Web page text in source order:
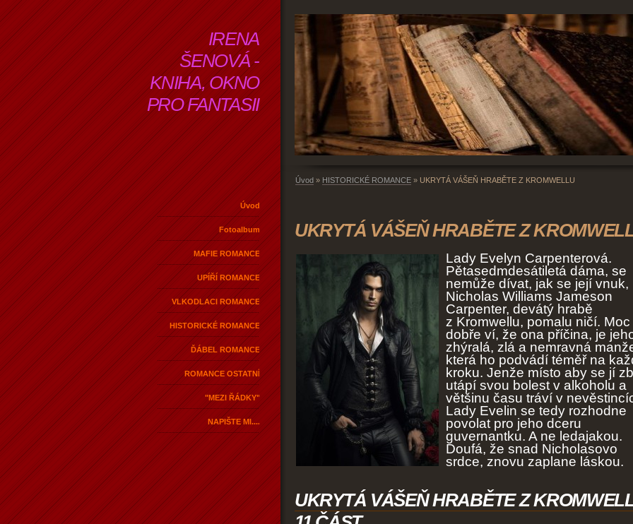
IRENA
ŠENOVÁ -
KNIHA, OKNO
PRO FANTASII
Úvod
Fotoalbum
MAFIE ROMANCE
UPÍŘÍ ROMANCE
VLKODLACI ROMANCE
HISTORICKÉ ROMANCE
ĎÁBEL ROMANCE
ROMANCE OSTATNÍ
"MEZI ŘÁDKY"
NAPIŠTE MI....
Úvod » HISTORICKÉ ROMANCE » UKRYTÁ VÁŠEŇ HRABĚTE Z KROMWELLU
UKRYTÁ VÁŠEŇ HRABĚTE Z
Lady Evelyn Carpenterová.
Pětasedmdesátiletá dáma, se
nemůže dívat, jak se její vnuk,
Nicholas Williams Jameson
Carpenter, devátý hrabě
z Kromwellu, pomalu ničí. Moc
dobře ví, že ona příčina, je
zhýralá, zlá a nemravná
která ho podvádí téměř na
kroku. Jenže místo aby se jí
utápí svou bolest v alkoholu a
většinu času tráví v
Lady Evelin se tedy rozhodne
povolat pro jeho dceru
guvernantku. A ne ledajakou.
Doufá, že snad Nicholasovo
srdce, znovu zaplane láskou.
UKRYTÁ VÁŠEŇ HRABĚTE Z